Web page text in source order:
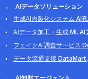
AIデータソリューション
生成AI内製化システム AI
AIデータ加工・生成ML AI
フェイクAI調査サービス
データ流通支援